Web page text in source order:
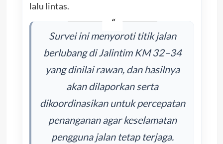
lalu lintas.
Survei ini menyoroti titik jalan
berlubang di Jalintim KM 32–34
yang dinilai rawan, dan hasilnya
akan dilaporkan serta
dikoordinasikan untuk percepatan
penanganan agar keselamatan
pengguna jalan tetap terjaga.